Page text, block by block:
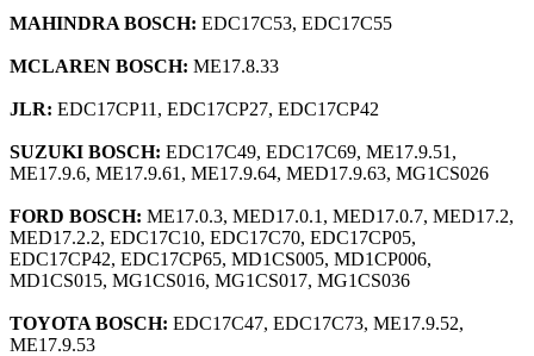
MAHINDRA BOSCH: EDC17C53, EDC17C55
MCLAREN BOSCH: ME17.8.33
JLR: EDC17CP11, EDC17CP27, EDC17CP42
SUZUKI BOSCH: EDC17C49, EDC17C69, ME17.9.51,
ME17.9.6, ME17.9.61, ME17.9.64, MED17.9.63, MG1CS026
FORD BOSCH: ME17.0.3, MED17.0.1, MED17.0.7, MED17.2,
MED17.2.2, EDC17C10, EDC17C70, EDC17CP05,
EDC17CP42, EDC17CP65, MD1CS005, MD1CP006,
MD1CS015, MG1CS016, MG1CS017, MG1CS036
TOYOTA BOSCH: EDC17C47, EDC17C73, ME17.9.52,
ME17.9.53